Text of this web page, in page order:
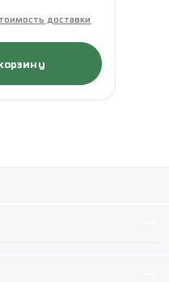
доставки